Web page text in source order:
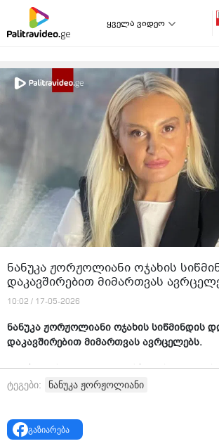
ყველა ვიდეო
ნანუკა ჟორჟოლიანი ოჯახის
დაკავშირებით მიმართვას
10:02 / 17-05-2026
ნანუკა ჟორჟოლიანი ოჯახის სიწმინდის
დაკავშირებით მიმართვას ავრცელებს.
"ოჯახური სიწმინდე გულისხმობს თუ არა
შვილებისთვის ბრძოლას? და თუ
ან ხარ თუ არა ფარისეველი მაშინ, როცა
ტეგები: ნანუკა ჟორჟოლიანი
გაზიარება